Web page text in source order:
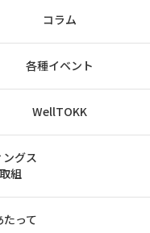
コラム
各種イベント
WellTOKK
グス
組
って